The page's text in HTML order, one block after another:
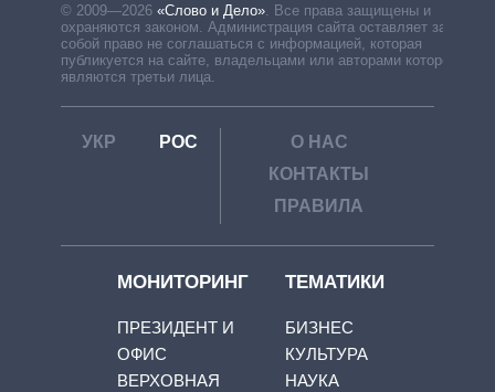
© 2009—2026 «Слово и Дело» Все права защищены и
охраняются законом. Администрация сайта оставляет за
собой право не соглашаться с информацией, которая
публикуется на сайте, владельцами или авторами которой
являются третьи лица.
УКР РОС
О НАС
КОНТАКТЫ
ПРАВИЛА
МОНИТОРИНГ
ПРЕЗИДЕНТ И
ОФИС
ВЕРХОВНАЯ
ТЕМАТИКИ
БИЗНЕС
КУЛЬТУРА
НАУКА